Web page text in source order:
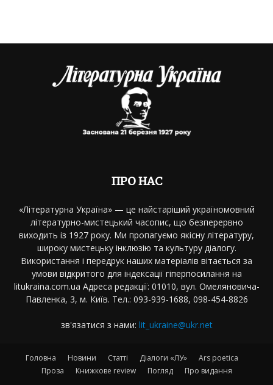
ПРО НАС
«Літературна Україна» — це найстаріший україномовний
літературно-мистецький часопис, що безперервно
виходить із 1927 року. Ми пропагуємо якісну літературу,
широку мистецьку інклюзію та культуру діалогу.
Використання і передрук наших матеріалів вітається за
умови відкритого для індексації гіперпосилання на
litukraina.com.ua Адреса редакції: 01010, вул. Омеляновича-
Павленка, 3, м. Київ. Тел.: 093-939-1688, 098-454-8826
зв'язатися з нами: lit_ukraine@ukr.net
Головна Новини Статті Діалоги «ЛУ»
Ars poetica
Проза
Книжкове review Погляд Про видання